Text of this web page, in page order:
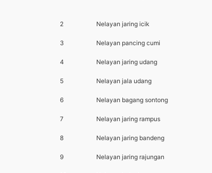
2 Nelayan jaring icik
3 Nelayan pancing cumi
4 Nelayan jaring udang
5 Nelayan jala udang
6 Nelayan bagang sontong
7 Nelayan jaring rampus
8 Nelayan jaring bandeng
9 Nelayan jaring rajungan